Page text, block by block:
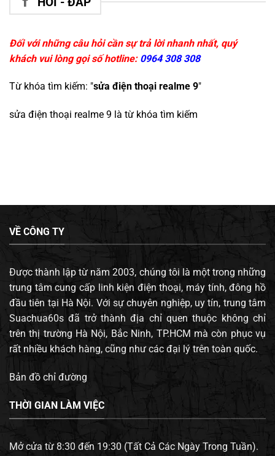
Đối với những câu hỏi cần sự trả lời nhanh nhất, quý
khách vui lòng gọi số hotline: 0964 308 308
Từ khóa tìm kiếm: "sửa điện thoại realme 9"
sửa điện thoại realme 9 là từ khóa tìm kiếm
VỀ CÔNG TY
Được thành lập từ năm 2003, chúng tôi là một trong những
trung tâm cung cấp linh kiện điện thoại, máy tính, đông hồ
đầu tiên tại Hà Nội. Với sự chuyên nghiệp, uy tín, trung tâm
Suachua60s đã trở thành địa chỉ quen thuộc không chỉ
trên thị trường Hà Nội, Bắc Ninh, TP.HCM mà còn phục vụ
rất nhiều khách hàng, cũng như các đại lý trên toàn quốc.
Bản đồ chỉ đường
THỜI GIAN LÀM VIỆC
Mở cửa từ 8:30 đến 19:30 (Tất Cả Các Ngày Trong Tuần).